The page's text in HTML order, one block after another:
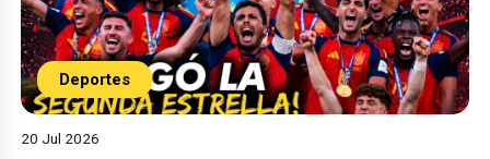
Deportes
20 Jul 2026